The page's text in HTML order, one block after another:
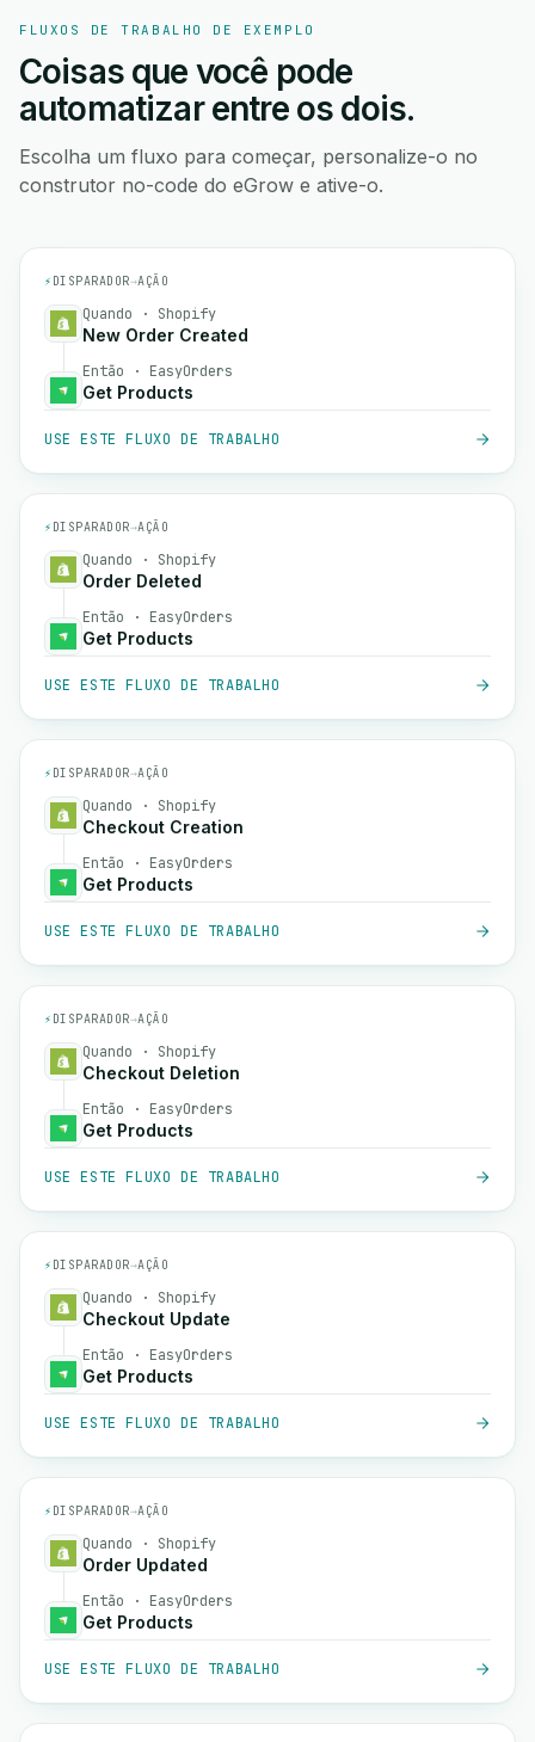
FLUXOS DE TRABALHO DE EXEMPLO
Coisas que você pode
automatizar entre os dois.
Escolha um fluxo para começar, personalize-o no
construtor no-code do eGrow e ative-o.
⚡ DISPARADOR→AÇÃO
Quando · Shopify
New Order Created
Então · EasyOrders
Get Products
USE ESTE FLUXO DE TRABALHO
⚡ DISPARADOR→AÇÃO
Quando · Shopify
Order Deleted
Então · EasyOrders
Get Products
USE ESTE FLUXO DE TRABALHO
⚡ DISPARADOR→AÇÃO
Quando · Shopify
Checkout Creation
Então · EasyOrders
Get Products
USE ESTE FLUXO DE TRABALHO
⚡ DISPARADOR→AÇÃO
Quando · Shopify
Checkout Deletion
Então · EasyOrders
Get Products
USE ESTE FLUXO DE TRABALHO
⚡ DISPARADOR→AÇÃO
Quando · Shopify
Checkout Update
Então · EasyOrders
Get Products
USE ESTE FLUXO DE TRABALHO
⚡ DISPARADOR→AÇÃO
Quando · Shopify
Order Updated
Então · EasyOrders
Get Products
USE ESTE FLUXO DE TRABALHO